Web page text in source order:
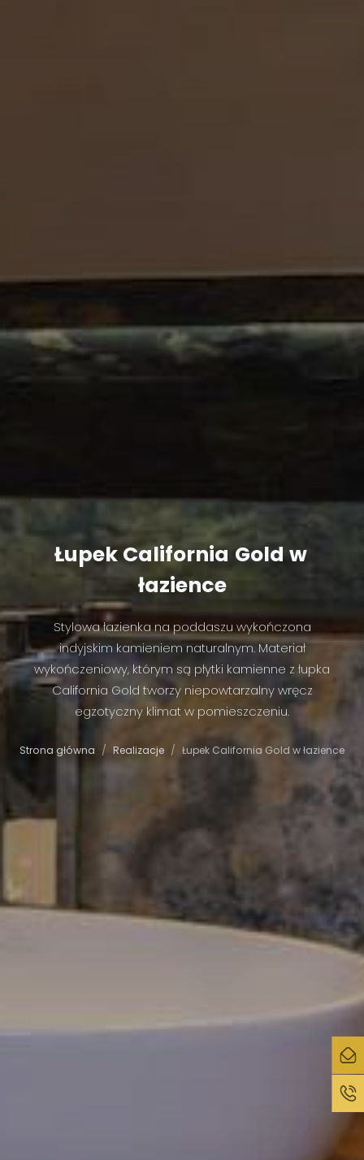
Łupek California Goldw
łazience
Stylowa łazienka na poddaszu wykończona
indyjskim kamieniem naturalnym. Materiał
wykończeniowy, którym są płytki kamienne z łupka
California Gold tworzy niepowtarzalny wręcz
egzotyczny klimat w pomieszczeniu.
Strona główna Realizacje Łupek California Gold w łazience